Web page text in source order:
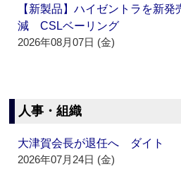
【新製品】ハイゼントラを新発
減 CSLベーリング
2026年08月07日 (金)
人事・組織
大津賀会長が退任へ ダイト
2026年07月24日 (金)